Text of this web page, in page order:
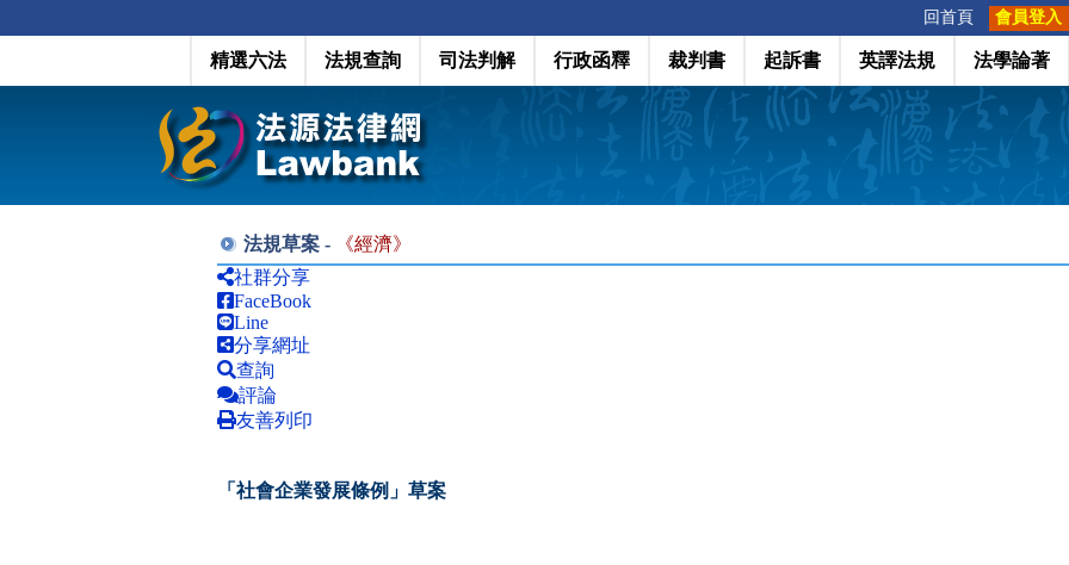
回首頁 會員登入
精選六法 法規查詢 司法判解 行政函釋 裁判書 起訴書 英譯法規 法學論著
法規草案 - 《經濟》
社群分享
FaceBook
Line
分享網址
查詢
評論
友善列印
「社會企業發展條例」草案